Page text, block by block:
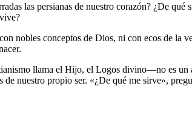
las persianas de nuestro corazón? ¿De
nobles conceptos de Dios, ni con ecos de la
llama el Hijo, el Logos divino―no es un
nuestro propio ser. «¿De qué me sirve»,